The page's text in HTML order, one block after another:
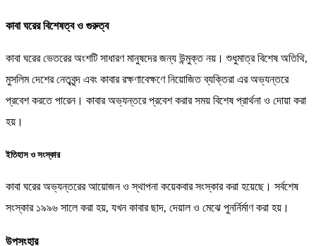
কাবা ঘরের বিশেষত্ব ও গুরুত্ব
কাবা ঘরের ভেতরের অংশটি সাধারণ মানুষদের জন্য উন্মুক্ত নয়। শুধুমাত্র বিশেষ অতিথি,
মুসলিম দেশের নেতৃবৃন্দ এবং কাবার রক্ষণাবেক্ষণে নিয়োজিত ব্যক্তিরা এর অভ্যন্তরে
প্রবেশ করতে পারেন। কাবার অভ্যন্তরে প্রবেশ করার সময় বিশেষ প্রার্থনা ও দোয়া করা
হয়।
ইতিহাস ও সংস্কার
কাবা ঘরের অভ্যন্তরের আয়োজন ও স্থাপনা কয়েকবার সংস্কার করা হয়েছে। সর্বশেষ
সংস্কার ১৯৯৬ সালে করা হয়, যখন কাবার ছাদ, দেয়াল ও মেঝে পুনর্নির্মাণ করা হয়।
উপসংহার